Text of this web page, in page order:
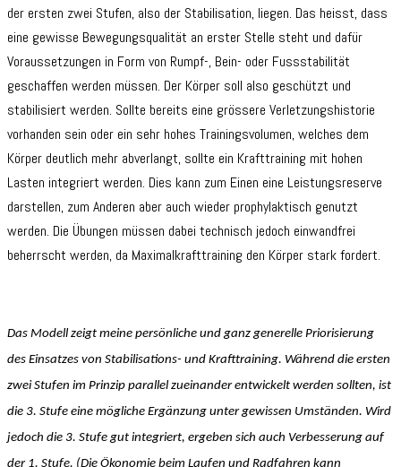
der ersten zwei Stufen, also der Stabilisation, liegen. Das heisst, dass
eine gewisse Bewegungsqualität an erster Stelle steht und dafür
Voraussetzungen in Form von Rumpf-, Bein- oder Fussstabilität
geschaffen werden müssen. Der Körper soll also geschützt und
stabilisiert werden. Sollte bereits eine grössere Verletzungshistorie
vorhanden sein oder ein sehr hohes Trainingsvolumen, welches dem
Körper deutlich mehr abverlangt, sollte ein Krafttraining mit hohen
Lasten integriert werden. Dies kann zum Einen eine Leistungsreserve
darstellen, zum Anderen aber auch wieder prophylaktisch genutzt
werden. Die Übungen müssen dabei technisch jedoch einwandfrei
beherrscht werden, da Maximalkrafttraining den Körper stark fordert.
Das Modell zeigt meine persönliche und ganz generelle Priorisierung
des Einsatzes von Stabilisations- und Krafttraining. Während die ersten
zwei Stufen im Prinzip parallel zueinander entwickelt werden sollten, ist
die 3. Stufe eine mögliche Ergänzung unter gewissen Umständen. Wird
jedoch die 3. Stufe gut integriert, ergeben sich auch Verbesserung auf
der 1. Stufe. (Die Ökonomie beim Laufen und Radfahren kann